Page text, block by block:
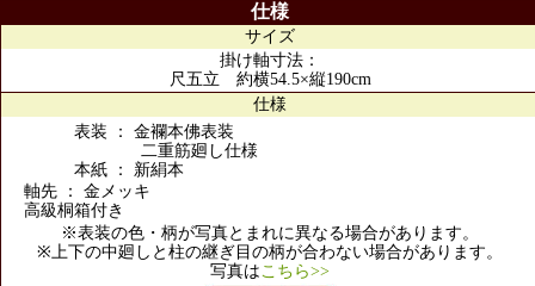
仕様
サイズ
掛け軸寸法：
尺五立 約横54.5×縦190cm
仕様
表装 ： 金襴本佛表装
二重筋廻し仕様
本紙 ： 新絹本
軸先 ： 金メッキ
高級桐箱付き
※表装の色・柄が写真とまれに異なる場合があります。
※上下の中廻しと柱の継ぎ目の柄が合わない場合があります。
写真はこちら>>